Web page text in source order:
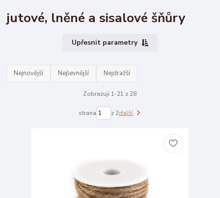
jutové, lněné a sisalové šňůry
Upřesnit parametry
Nejnovější Nejlevnější Nejdražší
Zobrazuji 1-21 z 28
strana z 2další